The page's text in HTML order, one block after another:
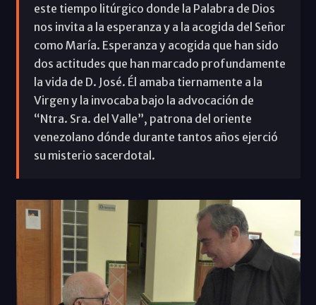
este tiempo litúrgico donde la Palabra de Dios
nos invita a la esperanza y a la acogida del Señor
como María. Esperanza y acogida que han sido
dos actitudes que han marcado profundamente
la vida de D. José. Él amaba tiernamente a la
Virgen y la invocaba bajo la advocación de
“Ntra. Sra. del Valle”, patrona del oriente
venezolano dónde durante tantos años ejerció
su misterio sacerdotal.